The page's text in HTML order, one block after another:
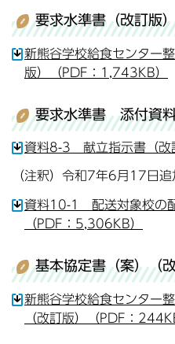
要求水準書（改訂版
新熊谷学校給食センター
版）（PDF：1,743KB）
要求水準書 添付資
資料8-3 献立指示書（改
（注釈）令和7年6月17日追
資料10-1 配送対象校の配
（PDF：5,306KB）
基本協定書（案）（
新熊谷学校給食センター
（改訂版）（PDF：